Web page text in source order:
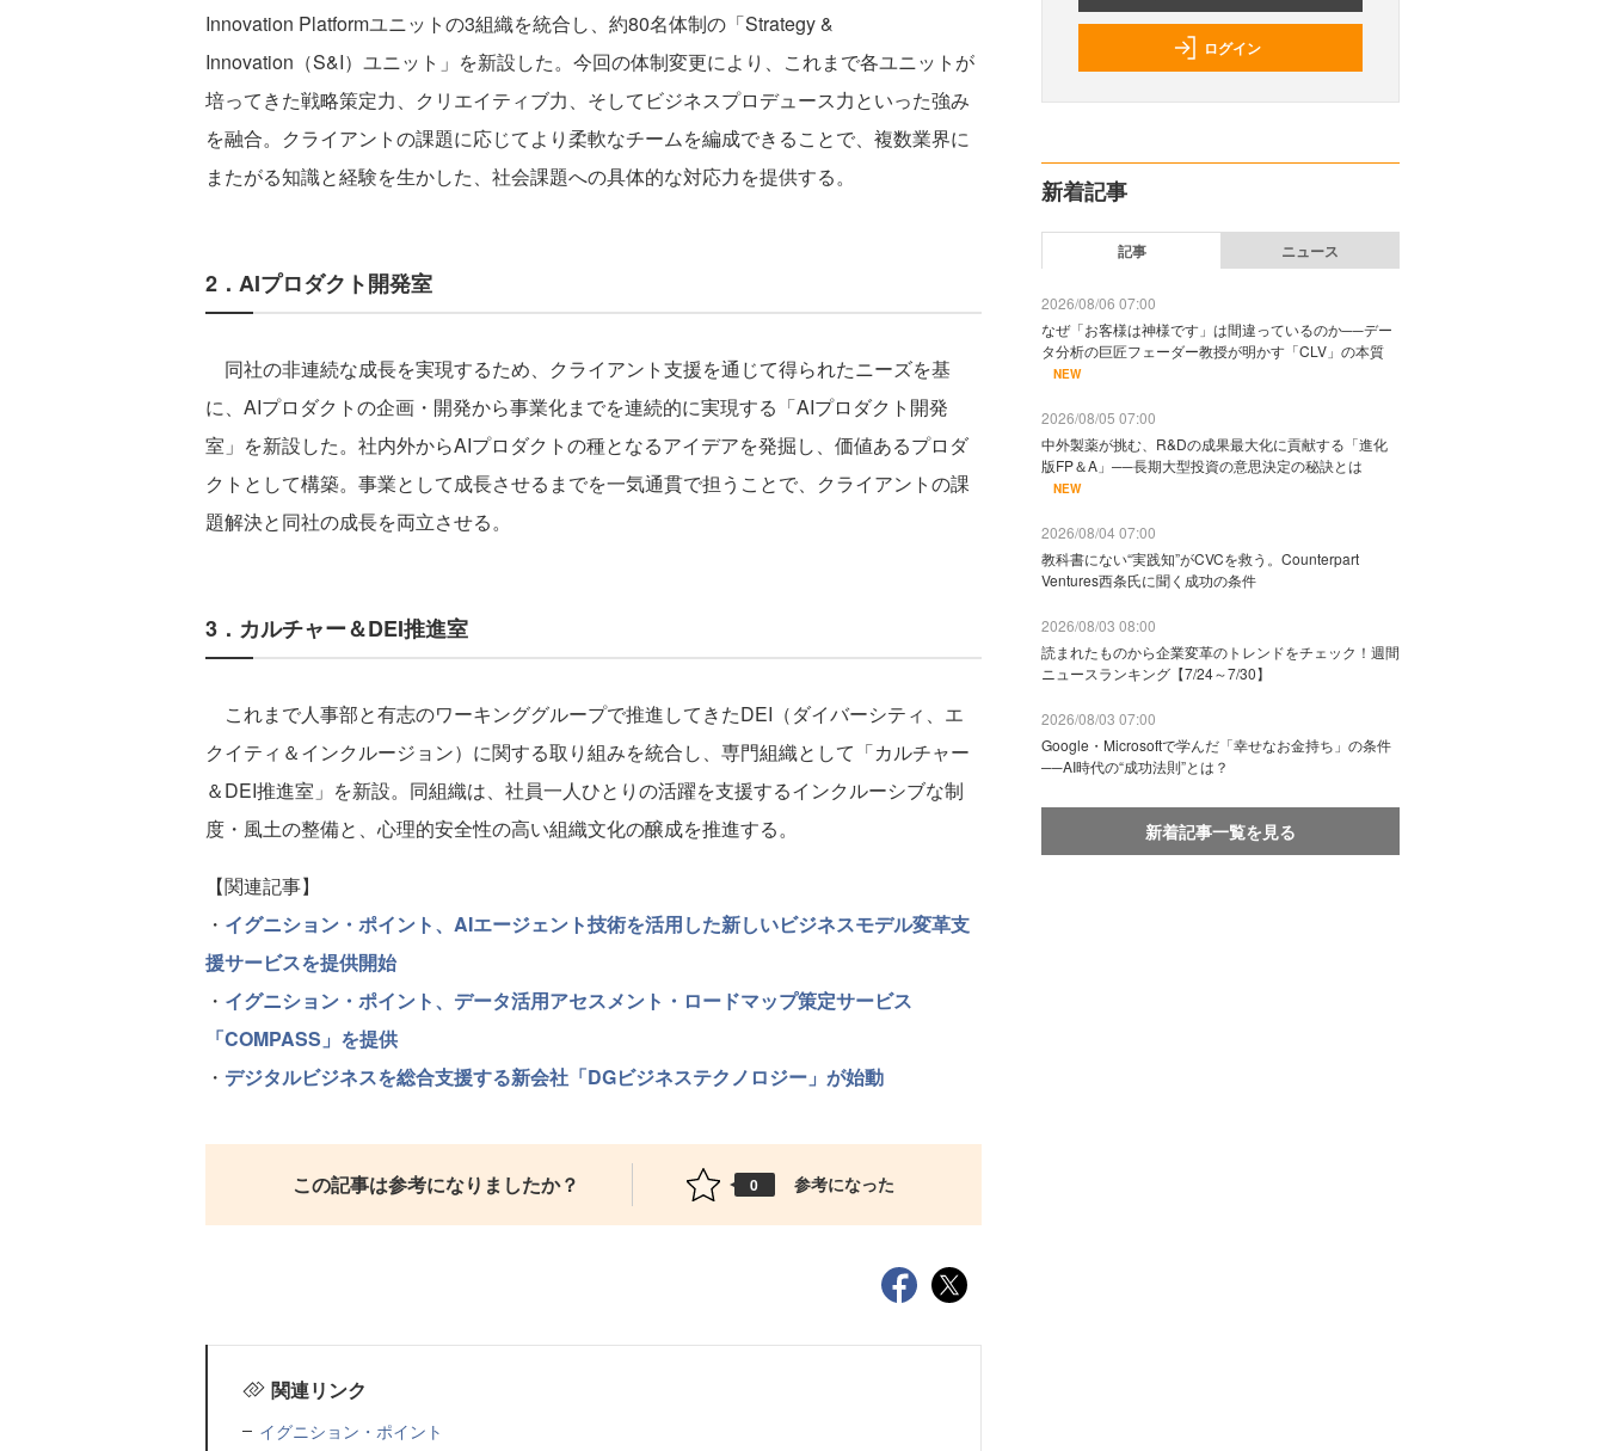
Innovation Platformユニットの3組織を統合し、約80名体制の「Strategy &
Innovation（S&I）ユニット」を新設した。今回の体制変更により、これまで各ユニットが
培ってきた戦略策定力、クリエイティブ力、そしてビジネスプロデュース力といった強み
を融合。クライアントの課題に応じてより柔軟なチームを編成できることで、複数業界に
またがる知識と経験を生かした、社会課題への具体的な対応力を提供する。
2．AIプロダクト開発室
同社の非連続な成長を実現するため、クライアント支援を通じて得られたニーズを基
に、AIプロダクトの企画・開発から事業化までを連続的に実現する「AIプロダクト開発
室」を新設した。社内外からAIプロダクトの種となるアイデアを発掘し、価値あるプロダ
クトとして構築。事業として成長させるまでを一気通貫で担うことで、クライアントの課
題解決と同社の成長を両立させる。
3．カルチャー＆DEI推進室
これまで人事部と有志のワーキンググループで推進してきたDEI（ダイバーシティ、エ
クイティ＆インクルージョン）に関する取り組みを統合し、専門組織として「カルチャー
＆DEI推進室」を新設。同組織は、社員一人ひとりの活躍を支援するインクルーシブな制
度・風土の整備と、心理的安全性の高い組織文化の醸成を推進する。
【関連記事】
・ イグニション・ポイント、AIエージェント技術を活用した新しいビジネスモデル変革支
援サービスを提供開始
・ イグニション・ポイント、データ活用アセスメント・ロードマップ策定サービス
「COMPASS」を提供
・ デジタルビジネスを総合支援する新会社「DGビジネステクノロジー」が始動
この記事は参考になりましたか？ 0 参考になった
関連リンク
イグニション・ポイント
ログイン
新着記事
記事 ニュース
2026/08/06 07:00
なぜ「お客様は神様です」は間違っているのか──デー
タ分析の巨匠フェーダー教授が明かす「CLV」の本質
NEW
2026/08/05 07:00
中外製薬が挑む、R&Dの成果最大化に貢献する「進化
版FP＆A」──長期大型投資の意思決定の秘訣とは
NEW
2026/08/04 07:00
教科書にない“実践知”がCVCを救う。Counterpart
Ventures西条氏に聞く成功の条件
2026/08/03 08:00
読まれたものから企業変革のトレンドをチェック！週間
ニュースランキング【7/24～7/30】
2026/08/03 07:00
Google・Microsoftで学んだ「幸せなお金持ち」の条件
──AI時代の“成功法則”とは？
新着記事一覧を見る